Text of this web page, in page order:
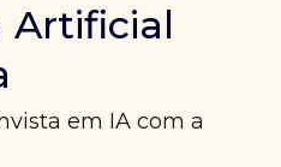
Artificial
em IA com a